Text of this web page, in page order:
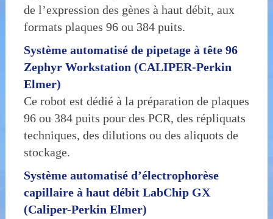
de l’expression des gènes à haut débit, aux
formats plaques 96 ou 384 puits.
Système automatisé de pipetage à tête 96
Zephyr Workstation (CALIPER-Perkin
Elmer)
Ce robot est dédié à la préparation de plaques
96 ou 384 puits pour des PCR, des répliquats
techniques, des dilutions ou des aliquots de
stockage.
Système automatisé d’électrophorèse
capillaire à haut débit LabChip GX
(Caliper-Perkin Elmer)